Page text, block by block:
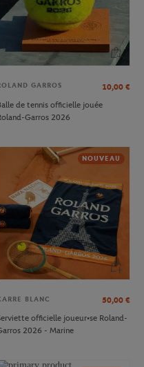
GARROS 10,00 €
de tennis officielle jouée
Garros 2026
NOUVEAU
BLANC 50,00 €
officielle joueur•se Roland-
2026 - Marine